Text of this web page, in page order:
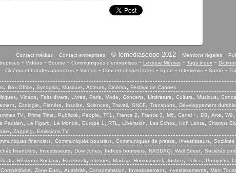
Contact médias- Contact entreprises- © lemediascope 2012 - Mentions légales-
- Vidéos- Bourse - Communiqués d'entreprises- Lexique Médias- Tags index-
Cinéma et bandes-annonces- Videos- Concert et spectacles- Sport- Interviews- Santé -
, Box Office, Synopsis, Musique, Acteurs, Cinéma, Festival de Cannes
, Vidéos, Faits divers, Livres, Paris, Mode, Concerts, Littérature, Culture, Musique,
, Ecologie, Planète, Insolite, Sciences, Travail, SNCF, Transports, Développement durable
TV, Prime Time, Publicité, People, TF1 , France 2, France 3, M6, Canal +, D8, Arte, W9,
Parisien, Le Figaro, Le Monde, Europe 1 , RTL , Libération, Les Echos, Koh Lanta, Champs
, Zapping, Emissions TV
financiers, Communiqués boursiers, Communiqués de presse, Investisseurs, Sociétés
financiers, Investisseurs, Dow Jones, Indices boursiers, NASDAQ, Wall Street, Sociétés
, Réseaux Sociaux, Facebook, Internet, Mariage Homosexuel, Justice, Police, Pompiers,
Compétitivité, Zone Euro, Austérité, Consommation, Investissement, Investissements, Marc